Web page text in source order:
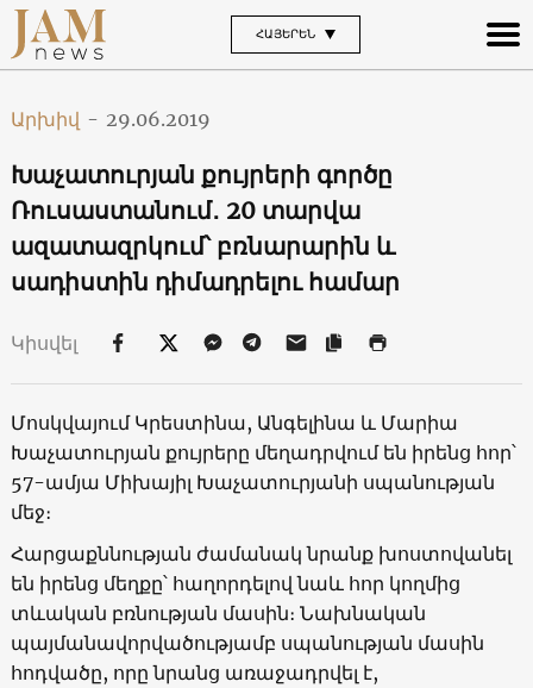
ՀԱՅԵՐԵՆ
Արխիվ - 29.06.2019
Խաչատուրյան քույրերի գործը
Ռուսաստանում․ 20 տարվա
ազատազրկում՝ բռնարարին և
սադիստին դիմադրելու համար
Կիսվել
Մոսկվայում Կրեստինա, Անգելինա և Մարիա
Խաչատուրյան քույրերը մեղադրվում են իրենց հոր՝
57-ամյա Միխայիլ Խաչատուրյանի սպանության
մեջ։
Հարցաքննության ժամանակ նրանք խոստովանել
են իրենց մեղքը՝ հաղորդելով նաև հոր կողմից
տևական բռնության մասին։ Նախնական
պայմանավորվածությամբ սպանության մասին
հոդվածը, որը նրանց առաջադրվել է,